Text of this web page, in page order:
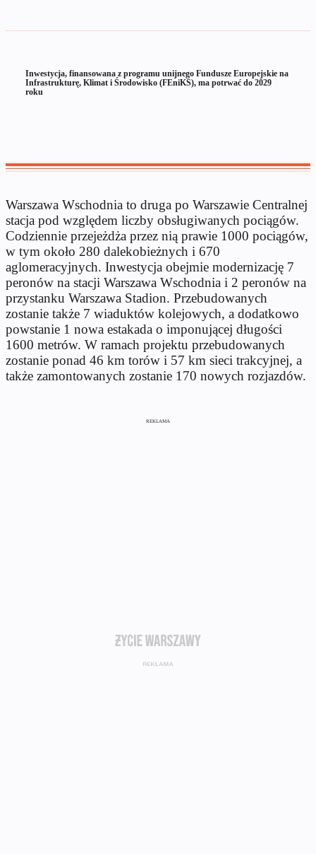
Inwestycja, finansowana z programu unijnego Fundusze Europejskie na
Infrastrukturę, Klimat i Środowisko (FEniKS), ma potrwać do 2029
roku
Warszawa Wschodnia to druga po Warszawie Centralnej
stacja pod względem liczby obsługiwanych pociągów.
Codziennie przejeżdża przez nią prawie 1000 pociągów,
w tym około 280 dalekobieżnych i 670
aglomeracyjnych. Inwestycja obejmie modernizację 7
peronów na stacji Warszawa Wschodnia i 2 peronów na
przystanku Warszawa Stadion. Przebudowanych
zostanie także 7 wiaduktów kolejowych, a dodatkowo
powstanie 1 nowa estakada o imponującej długości
1600 metrów. W ramach projektu przebudowanych
zostanie ponad 46 km torów i 57 km sieci trakcyjnej, a
także zamontowanych zostanie 170 nowych rozjazdów.
REKLAMA